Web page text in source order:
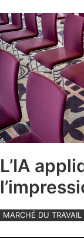
L’IA
décisive
MARCHÉ DU TRAVAIL